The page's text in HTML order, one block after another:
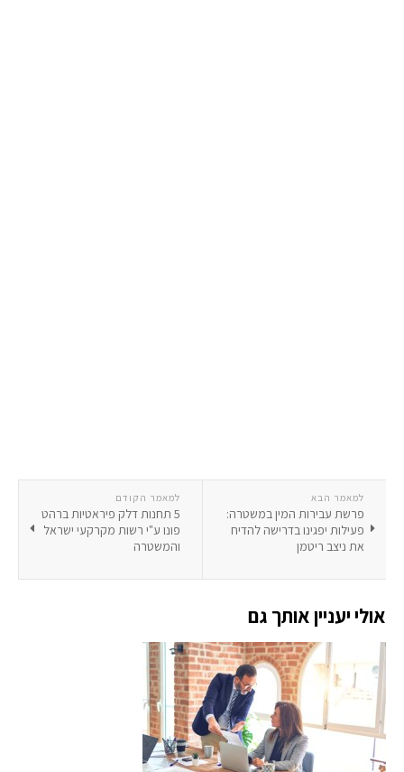
למאמר הקודם
5 תחנות דלק פיראטיות ברהט
פונו ע"י רשות מקרקעי ישראל
והמשטרה
למאמר הבא
פרשת עבירות המין במשטרה:
פעילות יפגינו בדרישה להדיח
את ניצב ריטמן
אולי יעניין אותך גם